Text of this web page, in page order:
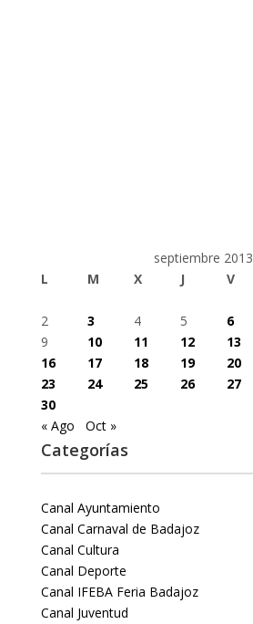
septiembre 2013
L
M X J V
2
3 4 5 6
9
10 11 12 13
16
17 18 19 20
23
24 25 26 27
30
« Ago
Oct »
Categorías
Canal Ayuntamiento
Canal Carnaval de Badajoz
Canal Cultura
Canal Deporte
Canal IFEBA Feria Badajoz
Canal Juventud